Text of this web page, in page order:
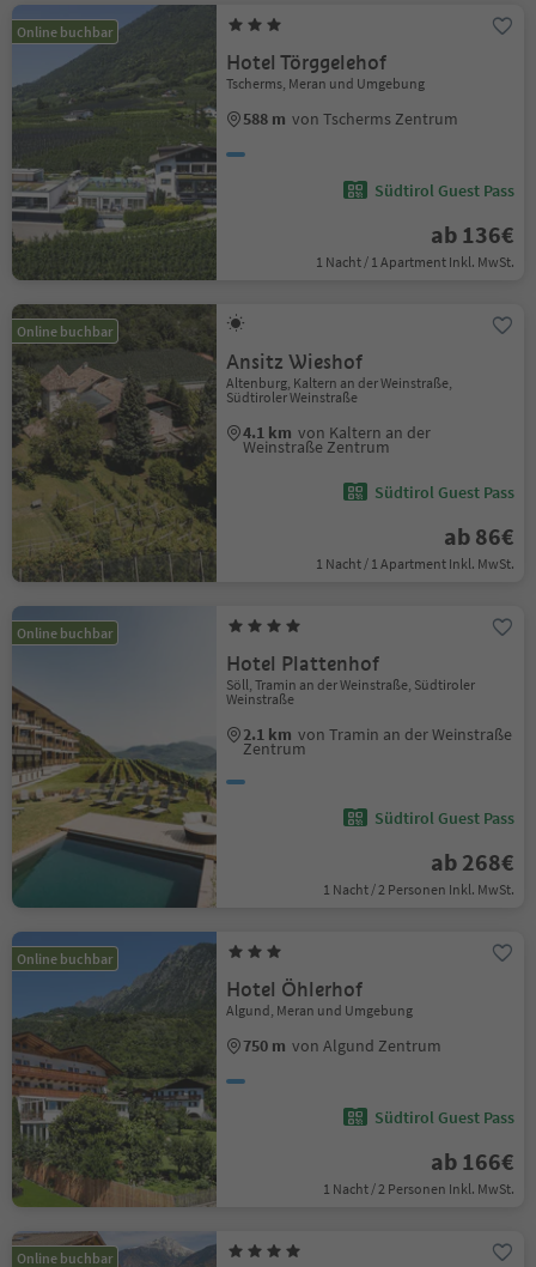
Online buchbar
Hotel Törggelehof
Tscherms, Meran und Umgebung
588 m von Tscherms Zentrum
Südtirol Guest Pass
ab 136€
1 Nacht / 1 Apartment Inkl. MwSt.
Online buchbar
Ansitz Wieshof
Altenburg, Kaltern an der Weinstraße,
Südtiroler Weinstraße
4.1 km von Kaltern an der
Weinstraße Zentrum
Südtirol Guest Pass
ab 86€
1 Nacht / 1 Apartment Inkl. MwSt.
Online buchbar
Hotel Plattenhof
Söll, Tramin an der Weinstraße, Südtiroler
Weinstraße
2.1 km von Tramin an der Weinstraße
Zentrum
Südtirol Guest Pass
ab 268€
1 Nacht / 2 Personen Inkl. MwSt.
Online buchbar
Hotel Öhlerhof
Algund, Meran und Umgebung
750 m von Algund Zentrum
Südtirol Guest Pass
ab 166€
1 Nacht / 2 Personen Inkl. MwSt.
Online buchbar